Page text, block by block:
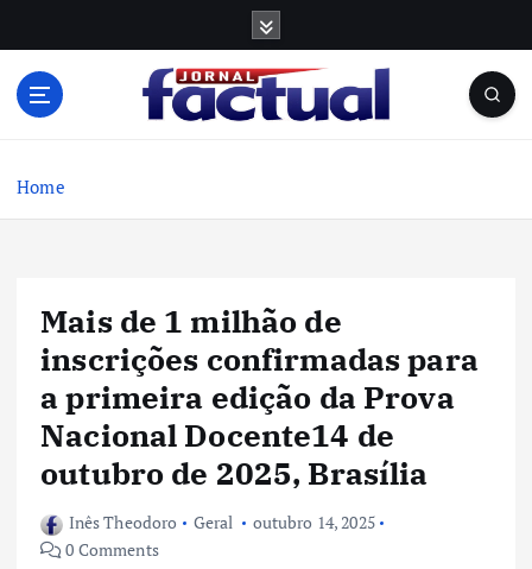
Home
Mais de 1 milhão de
inscrições confirmadas para
a primeira edição da Prova
Nacional Docente14 de
outubro de 2025, Brasília
Inês Theodoro Geral
outubro 14, 2025
0 Comments